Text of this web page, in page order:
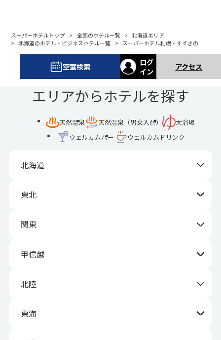
スーパーホテルトップ 全国のホテル一覧
北海道エリア
北海道のホテル・ビジネスホテル一覧
スーパーホテル札幌・すすきの
空室検索
ログ
イン
アクセス
エリアからホテルを探す
天然温泉 天然温泉（男女入替）
大浴場
ウェルカムバー
ウェルカムドリンク
北海道
東北
関東
甲信越
北陸
東海